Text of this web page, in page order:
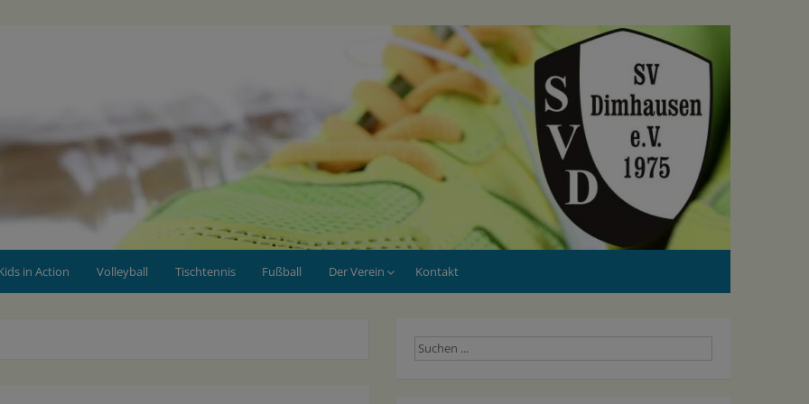
in Action Volleyball Tischtennis Fußball Der Verein Kontakt